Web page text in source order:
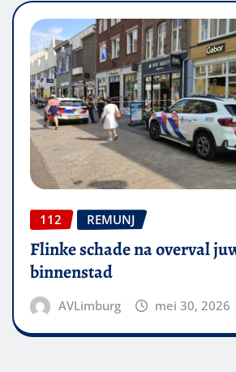
112 REMUNJ
Flinke schade na overval
binnenstad
AVLimburg mei 30, 2026